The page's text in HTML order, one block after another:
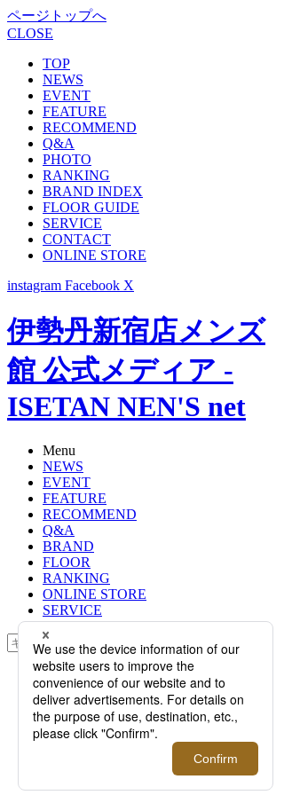
ページトップへ
CLOSE
TOP
NEWS
EVENT
FEATURE
RECOMMEND
Q&A
PHOTO
RANKING
BRAND INDEX
FLOOR GUIDE
SERVICE
CONTACT
ONLINE STORE
instagram Facebook X
伊勢丹新宿店メンズ
館 公式メディア -
ISETAN NEN'S net
Menu
NEWS
EVENT
FEATURE
RECOMMEND
Q&A
BRAND
FLOOR
RANKING
ONLINE STORE
SERVICE
検索
TOP
PHOTO
ユニセックスジュエリーブランド＜
ファイブサーティパーク＞が伊勢丹
新宿店メンズ館にてポップアップス
トアをオープン！店頭でご覧いただ